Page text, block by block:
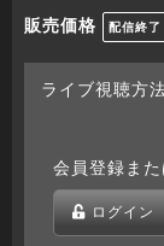
販売価格 配信終了
ライブ視聴方
会員登録ま
ログイン